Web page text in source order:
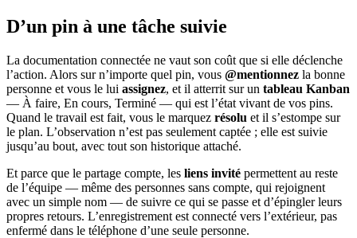
D’un pin à une tâche suivie
La documentation connectée ne vaut son coût que si elle déclenche
l’action. Alors sur n’importe quel pin, vous @mentionnez la bonne
personne et vous le lui assignez, et il atterrit sur un tableau Kanban
— À faire, En cours, Terminé — qui est l’état vivant de vos pins.
Quand le travail est fait, vous le marquez résolu et il s’estompe sur
le plan. L’observation n’est pas seulement captée ; elle est suivie
jusqu’au bout, avec tout son historique attaché.
Et parce que le partage compte, les liens invité permettent au reste
de l’équipe — même des personnes sans compte, qui rejoignent
avec un simple nom — de suivre ce qui se passe et d’épingler leurs
propres retours. L’enregistrement est connecté vers l’extérieur, pas
enfermé dans le téléphone d’une seule personne.